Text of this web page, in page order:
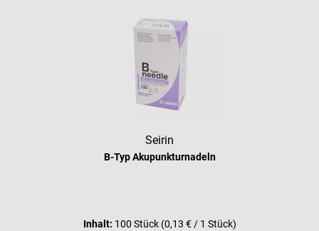
Seirin
B-Typ Akupunkturnadeln
Inhalt: 100 Stück (0,13 € / 1 Stück)